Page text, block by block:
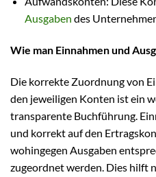
Ausgaben des
Wie man Einnahmen und
Die korrekte Zuordnung von
den jeweiligen Konten ist ein
transparente Buchführung.
und korrekt auf den
wohingegen Ausgaben
zugeordnet werden. Dies hilft